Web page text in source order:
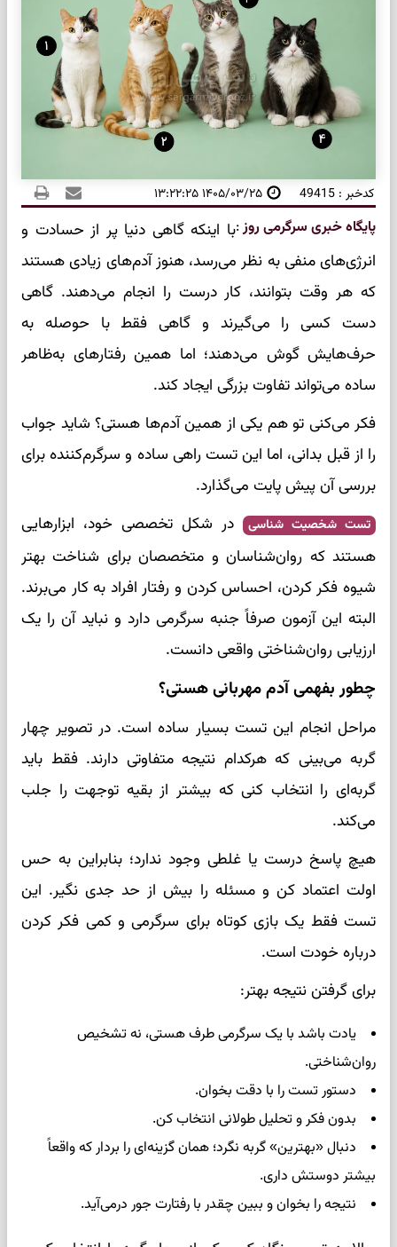
کدخبر : 49415 ۱۴۰۵/۰۳/۲۵ ۱۳:۲۲:۲۵
پایگاه خبری سرگرمی روز:با اینکه گاهی دنیا پر از حسادت و
انرژی‌های منفی به نظر می‌رسد، هنوز آدم‌های زیادی هستند
که هر وقت بتوانند، کار درست را انجام می‌دهند. گاهی
دست کسی را می‌گیرند و گاهی فقط با حوصله به
حرف‌هایش گوش می‌دهند؛ اما همین رفتارهای به‌ظاهر
ساده می‌تواند تفاوت بزرگی ایجاد کند.
فکر می‌کنی تو هم یکی از همین آدم‌ها هستی؟ شاید جواب
را از قبل بدانی، اما این تست راهی ساده و سرگرم‌کننده برای
بررسی آن پیش پایت می‌گذارد.
تست شخصیت شناسی
در شکل تخصصی خود، ابزارهایی
هستند که روان‌شناسان و متخصصان برای شناخت بهتر
شیوه فکر کردن، احساس کردن و رفتار افراد به کار می‌برند.
البته این آزمون صرفاً جنبه سرگرمی دارد و نباید آن را یک
ارزیابی روان‌شناختی واقعی دانست.
چطور بفهمی آدم مهربانی هستی؟
مراحل انجام این تست بسیار ساده است. در تصویر چهار
گربه می‌بینی که هرکدام نتیجه متفاوتی دارند. فقط باید
گربه‌ای را انتخاب کنی که بیشتر از بقیه توجهت را جلب
می‌کند.
هیچ پاسخ درست یا غلطی وجود ندارد؛ بنابراین به حس
اولت اعتماد کن و مسئله را بیش از حد جدی نگیر. این
تست فقط یک بازی کوتاه برای سرگرمی و کمی فکر کردن
درباره خودت است.
برای گرفتن نتیجه بهتر:
یادت باشد با یک سرگرمی طرف هستی، نه تشخیص
روان‌شناختی.
دستور تست را با دقت بخوان.
بدون فکر و تحلیل طولانی انتخاب کن.
دنبال «بهترین» گربه نگرد؛ همان گزینه‌ای را بردار که واقعاً
بیشتر دوستش داری.
نتیجه را بخوان و ببین چقدر با رفتارت جور درمی‌آید.